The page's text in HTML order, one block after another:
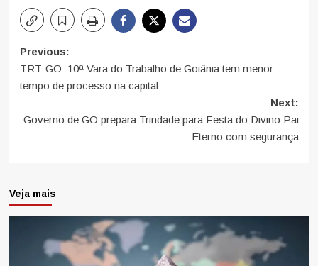
Post
navigation
Previous:
TRT-GO: 10ª Vara do Trabalho de Goiânia tem menor
tempo de processo na capital
Next:
Governo de GO prepara Trindade para Festa do Divino Pai
Eterno com segurança
Veja mais